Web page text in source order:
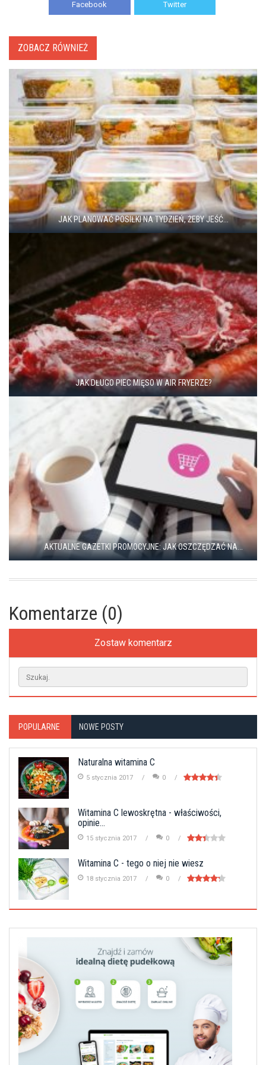
Facebook Twitter
ZOBACZ RÓWNIEŻ
JAK PLANOWAĆ POSIŁKI NA TYDZIEŃ, ŻEBY JEŚĆ...
JAK DŁUGO PIEC MIĘSO W AIR FRYERZE?
AKTUALNE GAZETKI PROMOCYJNE: JAK OSZCZĘDZAĆ NA...
Komentarze (0)
Zostaw komentarz
POPULARNE NOWE POSTY
Naturalna witamina C
5 stycznia 2017 0
Witamina C lewoskrętna - właściwości,
opinie...
15 stycznia 2017 0
Witamina C - tego o niej nie wiesz
18 stycznia 2017 0